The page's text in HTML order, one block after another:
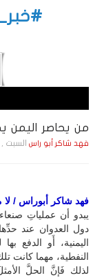
من يحاصر اليمن
فهد شاكر أبو راس السبت , 10 ديـسـمـبـر , 2022 الساعة 8:11:45 PM
فهد شاكر أبوراس / لا
يبدو أن عملياتِ
دول العدوان عند
اليمنية، أَو الدفع
النفطية، مهما كانت
لذلك فَإنَّ الحلَّ